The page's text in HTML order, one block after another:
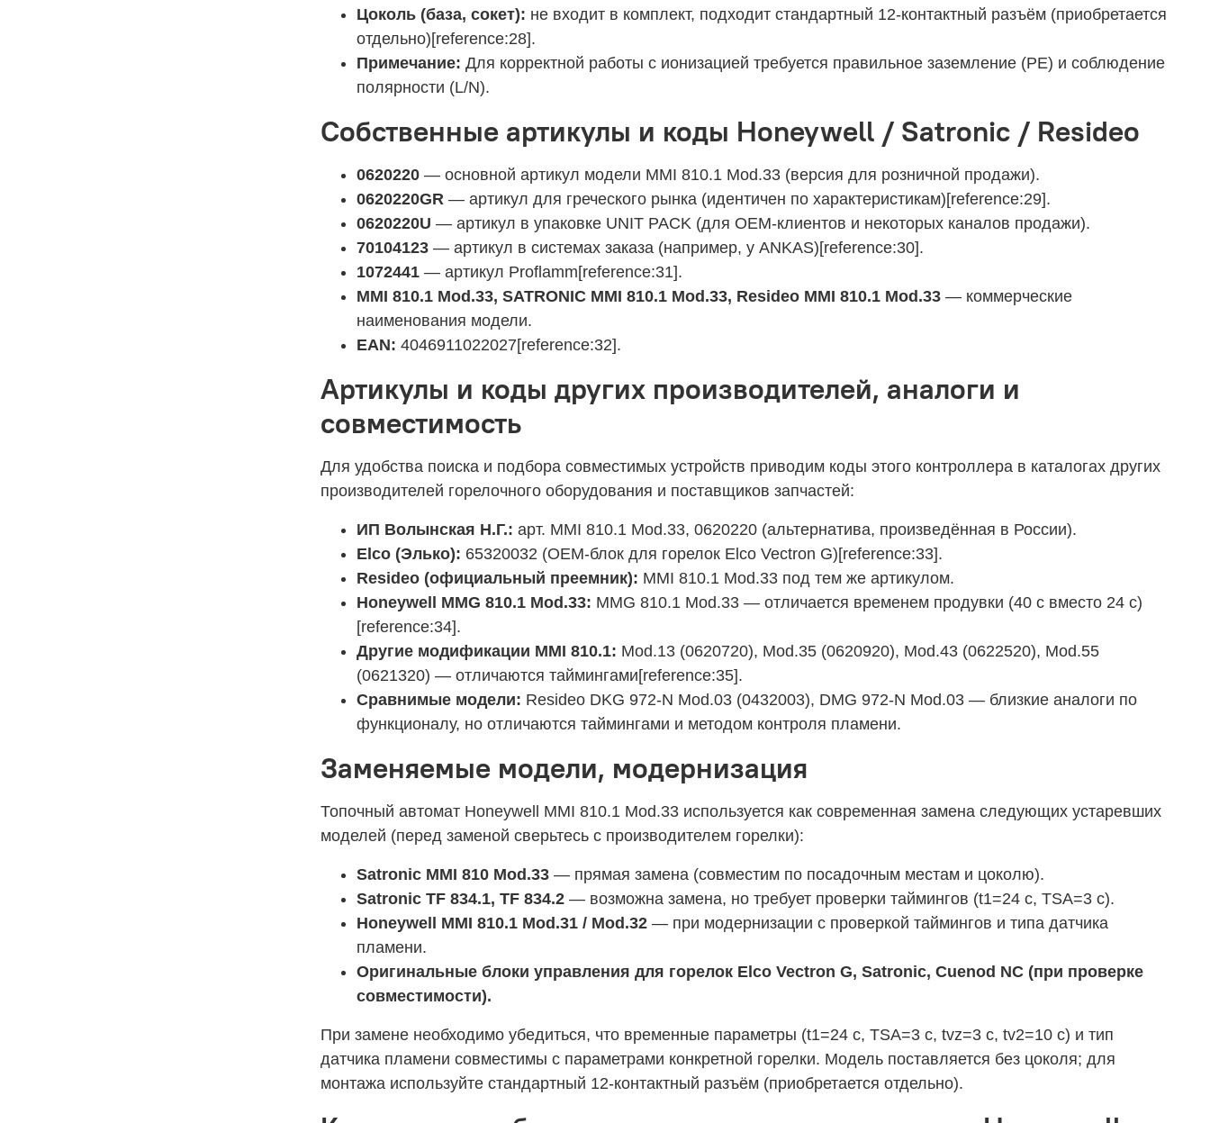
Цоколь (база, сокет): не входит в комплект, подходит стандартный 12-контактный разъём (приобретается
отдельно)[reference:28].
Примечание: Для корректной работы с ионизацией требуется правильное заземление (PE) и соблюдение
полярности (L/N).
Собственные артикулы и коды Honeywell / Satronic / Resideo
0620220— основной артикул модели MMI 810.1 Mod.33 (версия для розничной продажи).
0620220GR — артикул для греческого рынка (идентичен по характеристикам)[reference:29].
0620220U — артикул в упаковке UNIT PACK (для OEM-клиентов и некоторых каналов продажи).
70104123— артикул в системах заказа (например, у ANKAS)[reference:30].
1072441— артикул Proflamm[reference:31].
MMI 810.1 Mod.33, SATRONIC MMI 810.1 Mod.33, Resideo MMI 810.1 Mod.33— коммерческие
наименования модели.
EAN: 4046911022027[reference:32].
Артикулы и коды других производителей, аналоги и
совместимость
Для удобства поиска и подбора совместимых устройств приводим коды этого контроллера в каталогах других
производителей горелочного оборудования и поставщиков запчастей:
ИП Волынская Н.Г.: арт. MMI 810.1 Mod.33, 0620220 (альтернатива, произведённая в России).
Elco (Элько): 65320032 (OEM-блок для горелок Elco Vectron G)[reference:33].
Resideo (официальный преемник): MMI 810.1 Mod.33 под тем же артикулом.
Honeywell MMG 810.1 Mod.33: MMG 810.1 Mod.33 — отличается временем продувки (40 с вместо 24 с)
[reference:34].
Другие модификации MMI 810.1: Mod.13 (0620720), Mod.35 (0620920), Mod.43 (0622520), Mod.55
(0621320) — отличаются таймингами[reference:35].
Сравнимые модели: Resideo DKG 972‑N Mod.03 (0432003), DMG 972‑N Mod.03 — близкие аналоги по
функционалу, но отличаются таймингами и методом контроля пламени.
Заменяемые модели, модернизация
Топочный автомат Honeywell MMI 810.1 Mod.33 используется как современная замена следующих устаревших
моделей (перед заменой сверьтесь с производителем горелки):
Satronic MMI 810 Mod.33— прямая замена (совместим по посадочным местам и цоколю).
Satronic TF 834.1, TF 834.2— возможна замена, но требует проверки таймингов (t1=24 с, TSA=3 с).
Honeywell MMI 810.1 Mod.31 / Mod.32— при модернизации с проверкой таймингов и типа датчика
пламени.
Оригинальные блоки управления для горелок Elco Vectron G, Satronic, Cuenod NC (при проверке
совместимости).
При замене необходимо убедиться, что временные параметры (t1=24 с, TSA=3 с, tvz=3 с, tv2=10 с) и тип
датчика пламени совместимы с параметрами конкретной горелки. Модель поставляется без цоколя; для
монтажа используйте стандартный 12-контактный разъём (приобретается отдельно).